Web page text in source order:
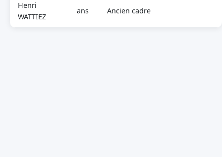
Henri
WATTIEZ
ans Ancien cadre